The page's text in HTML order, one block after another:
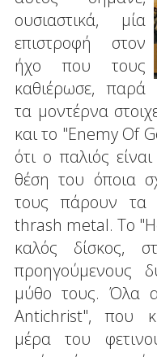
ουσιαστικά, μία
επιστροφή στον
ήχο που τους
καθιέρωσε, παρά
τα μοντέρνα
και το "Enemy Of
ότι ο παλιός
θέση του όποια
τους πάρουν τα
thrash metal. Το
καλός δίσκος,
προηγούμενους
μύθο τους. Όλα
Antichrist", που
μέρα του